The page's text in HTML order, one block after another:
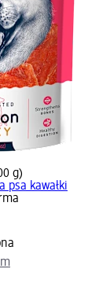
g)
psa kawałki